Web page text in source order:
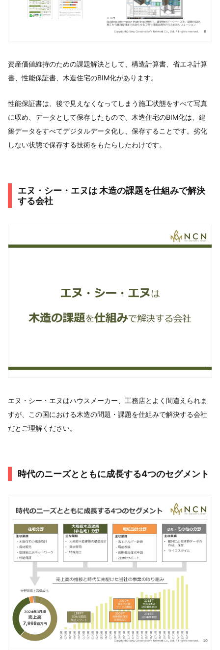
資産価値維持のための課題解決として、構造計算書、省エネ計算
書、性能保証書、木造住宅のBIM化があります。
性能保証書は、後で見えなくなってしまう施工状態をすべて写真
に収め、データとして保存したもので、木造住宅のBIM化は、建
築データをすべてデジタルデータ化し、保存することです。劣化
しない状態で保存する技術をもたらしたわけです。
エヌ・シー・エヌは 木造の課題を仕組みで解決
する会社
エヌ・シー・エヌはハウスメーカー、工務店とよく間違えられま
すが、この国における木造の問題・課題を仕組みで解決する会社
だとご理解ください。
時代のニーズとともに成長する4つのセグメント